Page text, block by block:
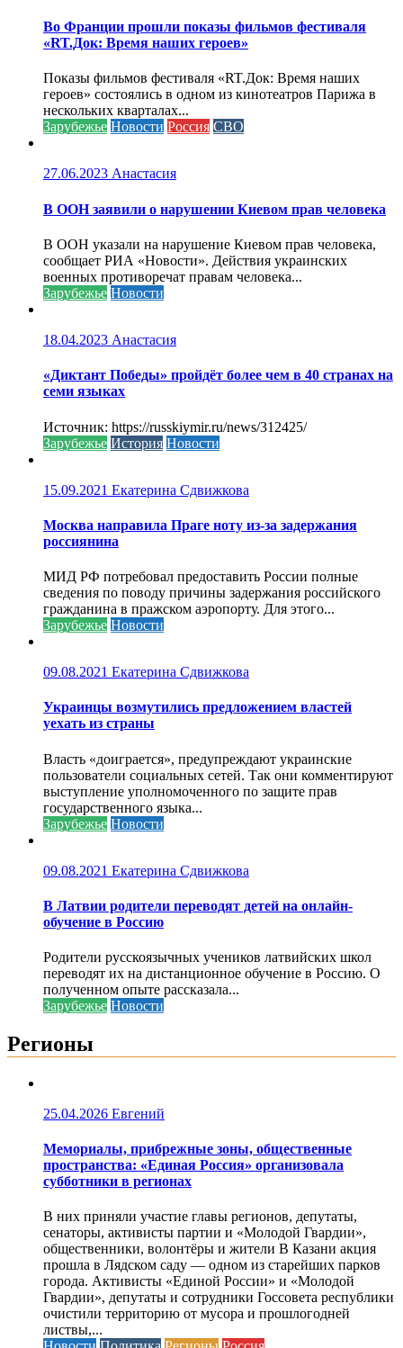
Во Франции прошли показы фильмов фестиваля
«RT.Док: Время наших героев»
Показы фильмов фестиваля «RT.Док: Время наших
героев» состоялись в одном из кинотеатров Парижа в
нескольких кварталах...
Зарубежье Новости Россия СВО
27.06.2023 Анастасия
В ООН заявили о нарушении Киевом прав человека
В ООН указали на нарушение Киевом прав человека,
сообщает РИА «Новости». Действия украинских
военных противоречат правам человека...
Зарубежье Новости
18.04.2023 Анастасия
«Диктант Победы» пройдёт более чем в 40 странах на
семи языках
Источник: https://russkiymir.ru/news/312425/
Зарубежье История Новости
15.09.2021 Екатерина Сдвижкова
Москва направила Праге ноту из-за задержания
россиянина
МИД РФ потребовал предоставить России полные
сведения по поводу причины задержания российского
гражданина в пражском аэропорту. Для этого...
Зарубежье Новости
09.08.2021 Екатерина Сдвижкова
Украинцы возмутились предложением властей
уехать из страны
Власть «доиграется», предупреждают украинские
пользователи социальных сетей. Так они комментируют
выступление уполномоченного по защите прав
государственного языка...
Зарубежье Новости
09.08.2021 Екатерина Сдвижкова
В Латвии родители переводят детей на онлайн-
обучение в Россию
Родители русскоязычных учеников латвийских школ
переводят их на дистанционное обучение в Россию. О
полученном опыте рассказала...
Зарубежье Новости
Регионы
25.04.2026 Евгений
Мемориалы, прибрежные зоны, общественные
пространства: «Единая Россия» организовала
субботники в регионах
В них приняли участие главы регионов, депутаты,
сенаторы, активисты партии и «Молодой Гвардии»,
общественники, волонтёры и жители В Казани акция
прошла в Лядском саду — одном из старейших парков
города. Активисты «Единой России» и «Молодой
Гвардии», депутаты и сотрудники Госсовета республики
очистили территорию от мусора и прошлогодней
листвы,...